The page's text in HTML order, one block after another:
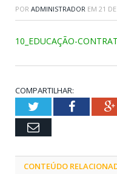
POR ADMINISTRADOR EM 21
10_EDUCAÇÃO-
COMPARTILHAR:
TwitterFacebook
Email
CONTEÚDO